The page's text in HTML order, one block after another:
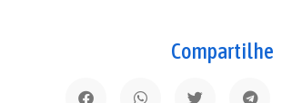
Compartilhe